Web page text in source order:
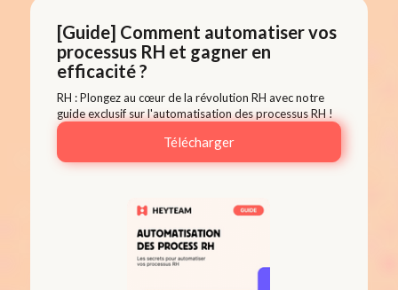
[Guide] Comment automatiser vos
processus RH et gagner en
efficacité ?
RH : Plongez au cœur de la révolution RH avec notre
guide exclusif sur l'automatisation des processus RH !
Télécharger